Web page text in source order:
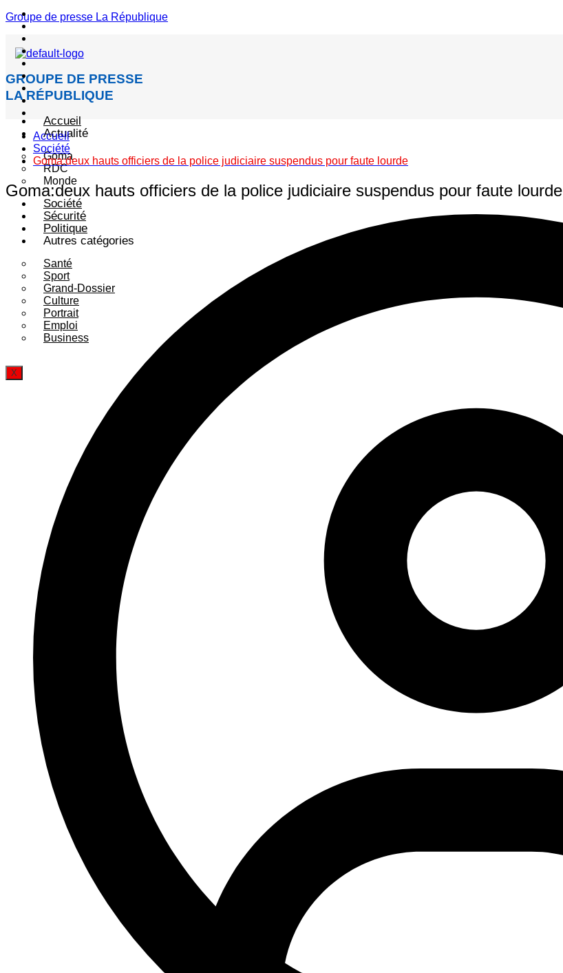
Groupe de presse La République
GROUPE DE PRESSE
LA RÉPUBLIQUE
Accueil
Actualité
Goma
RDC
Monde
Société
Sécurité
Politique
Autres catégories
Santé
Sport
Grand-Dossier
Culture
Portrait
Emploi
Business
X
Menu
Accueil
Société
Goma:deux hauts officiers de la police judiciaire suspendus pour faute lourde
Goma:deux hauts officiers de la police judiciaire suspendus pour faute lourde